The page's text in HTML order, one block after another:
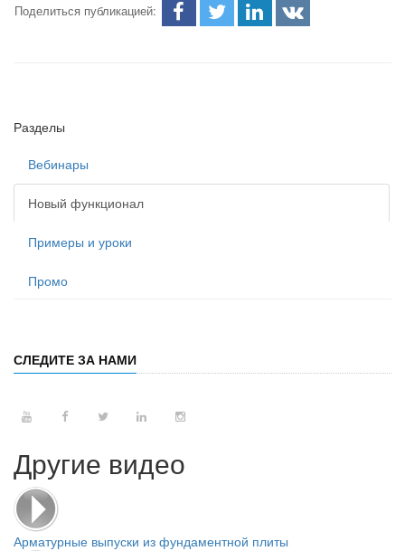
Поделиться публикацией:
Разделы
Вебинары
Новый функционал
Примеры и уроки
Промо
СЛЕДИТЕ ЗА НАМИ
Другие видео
Арматурные выпуски из фундаментной плиты